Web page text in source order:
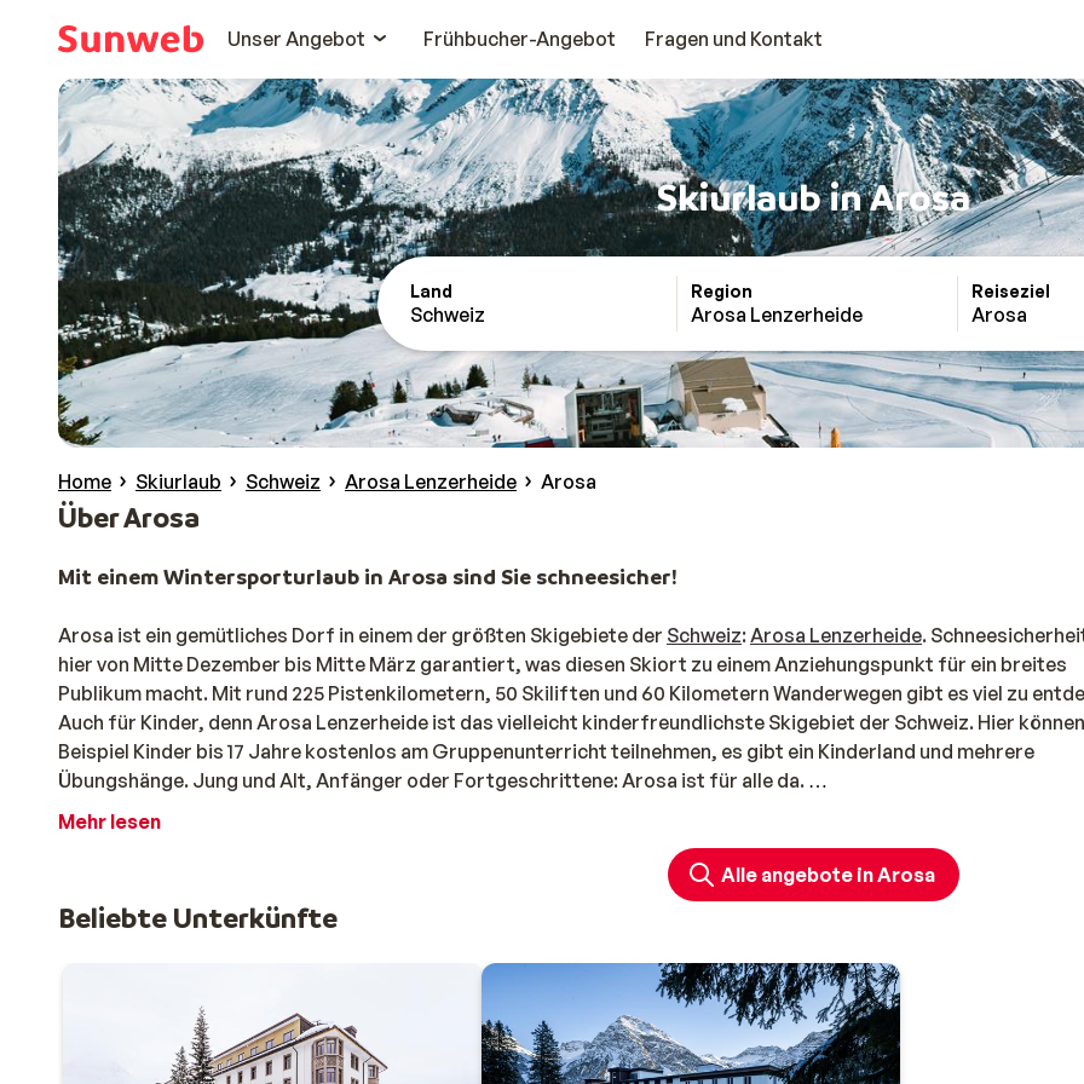
Unser Angebot
Frühbucher-Angebot Fragen und Kontakt
Skiurlaub in Arosa
Land
Schweiz
Region
Arosa Lenzerheide
Reiseziel
Arosa
Home Skiurlaub Schweiz Arosa Lenzerheide Arosa
Über Arosa
Mit einem Wintersporturlaub in Arosa sind Sie schneesicher!
Arosa ist ein gemütliches Dorf in einem der größten Skigebiete der Schweiz:Arosa Lenzerheide.
hier von Mitte Dezember bis Mitte März garantiert, was diesen Skiort zu einem Anziehungspunkt für ein breites
Publikum macht. Mit rund 225 Pistenkilometern, 50 Skiliften und 60 Kilometern Wanderwegen gibt es viel zu
Auch für Kinder, denn Arosa Lenzerheide ist das vielleicht kinderfreundlichste Skigebiet der Schweiz. Hier
Beispiel Kinder bis 17 Jahre kostenlos am Gruppenunterricht teilnehmen, es gibt ein Kinderland und mehrere
Übungshänge. Jung und Alt, Anfänger oder Fortgeschrittene: Arosa ist für alle da.
Ein Wintersporturlaub in Arosa für die ganze Familie
Der luxuriöse Charakter, die kinderfreundlichen Einrichtungen und die Schneegarantie machen Arosa zum
Wintersportort für die ganze Familie. Es ist auch märchenhaft. Vor allem, wenn die klassischen Hotels und
Chalets mit einer dicken Schicht Pulverschnee bedeckt sind. Das sorgt für tolle Fotos! Dank des gemütlichen
und gemütliche Restaurants. Wie wäre es mit einem modernen Hotel mit À-la-carte-Restaurant und Wellness-
Einrichtungen? So können Sie sich nach einem erlebnisreichen Tag auf der Piste optimal entspannen. Eines ist
Arosa werden Sie ein unvergessliches Wintersporterlebnis haben.
Wetter und Aktivitäten in Arosa
Mehr lesen
Alle angebote in Arosa
Beliebte Unterkünfte